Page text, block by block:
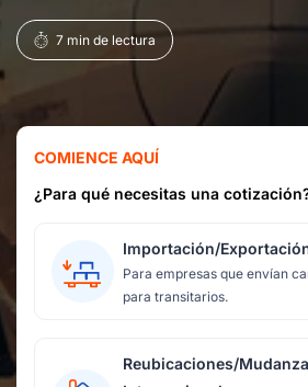
7 min de lectura
COMIENCE AQUÍ
¿Para qué necesitas una
Importación/
Para empresas que envían
para transitarios.
Reubicaciones/